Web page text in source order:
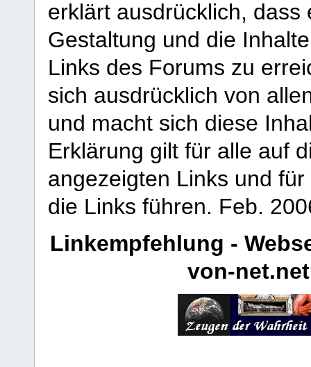
erklärt ausdrücklich,
Gestaltung und die
Links des Forums zu
sich ausdrücklich von
und macht sich diese
Erklärung gilt für alle auf
angezeigten Links und
die Links führen. Feb.
Linkempfehlung -
von-net.net